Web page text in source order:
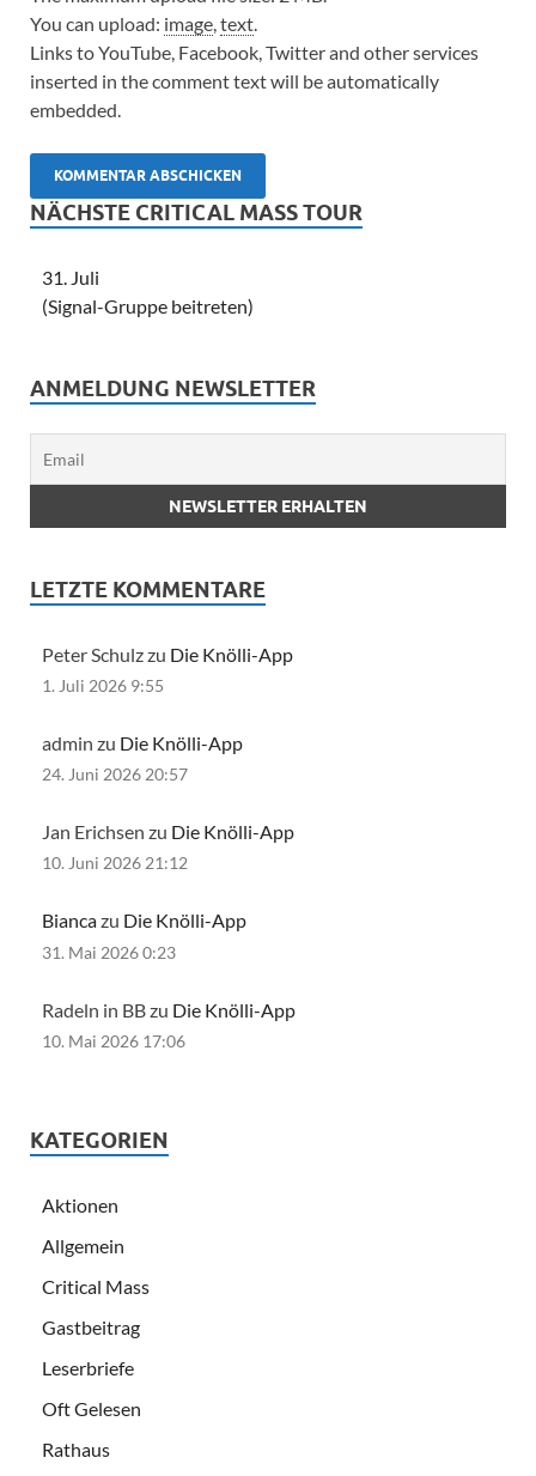
You can upload: image,text.
Links to YouTube, Facebook, Twitter and other services
inserted in the comment text will be automatically
embedded.
NÄCHSTE CRITICAL MASS TOUR
31. Juli
(Signal-Gruppe beitreten)
ANMELDUNG NEWSLETTER
LETZTE KOMMENTARE
Peter Schulz zu Die Knölli-App
1. Juli 2026 9:55
admin zu Die Knölli-App
24. Juni 2026 20:57
Jan Erichsen zu Die Knölli-App
10. Juni 2026 21:12
Biancazu Die Knölli-App
31. Mai 2026 0:23
Radeln in BB zu Die Knölli-App
10. Mai 2026 17:06
KATEGORIEN
Aktionen
Allgemein
Critical Mass
Gastbeitrag
Leserbriefe
Oft Gelesen
Rathaus